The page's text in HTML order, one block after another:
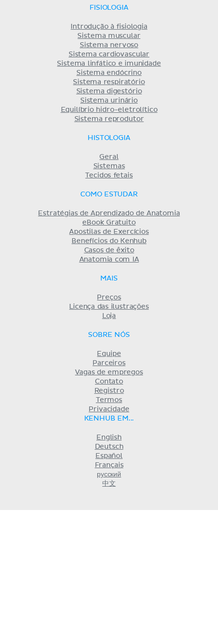
FISIOLOGIA
Introdução à fisiologia
Sistema muscular
Sistema nervoso
Sistema cardiovascular
Sistema linfático e imunidade
Sistema endócrino
Sistema respiratório
Sistema digestório
Sistema urinário
Equilíbrio hidro-eletrolítico
Sistema reprodutor
HISTOLOGIA
Geral
Sistemas
Tecidos fetais
COMO ESTUDAR
Estratégias de Aprendizado de Anatomia
eBook Gratuito
Apostilas de Exercícios
Benefícios do Kenhub
Casos de êxito
Anatomia com IA
MAIS
Preços
Licença das ilustrações
Loja
SOBRE NÓS
Equipe
Parceiros
Vagas de empregos
Contato
Registro
Termos
Privacidade
KENHUB EM...
English
Deutsch
Español
Français
русский
中文